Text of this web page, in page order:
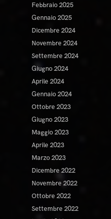
Febbraio 2025
Gennaio 2025
Dicembre 2024
Novembre 2024
Settembre 2024
Giugno 2024
Aprile 2024
Gennaio 2024
Ottobre 2023
Giugno 2023
Maggio 2023
Aprile 2023
Marzo 2023
Dicembre 2022
Novembre 2022
Ottobre 2022
Settembre 2022